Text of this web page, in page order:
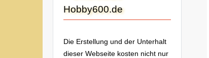
Hobby600.de
Die Erstellung und der Unterhalt
dieser Webseite kosten nicht nur